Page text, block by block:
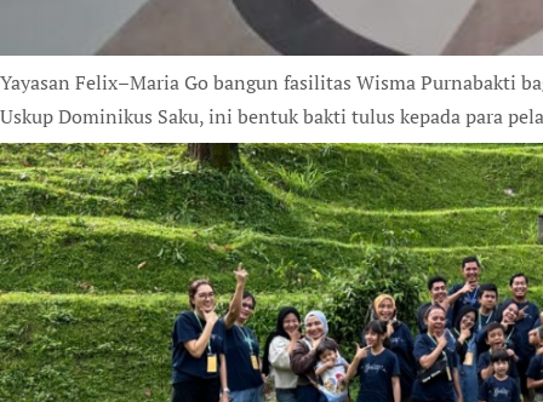
Yayasan Felix–Maria Go bangun fasilitas Wisma Purnabakti
Uskup Dominikus Saku, ini bentuk bakti tulus kepada para